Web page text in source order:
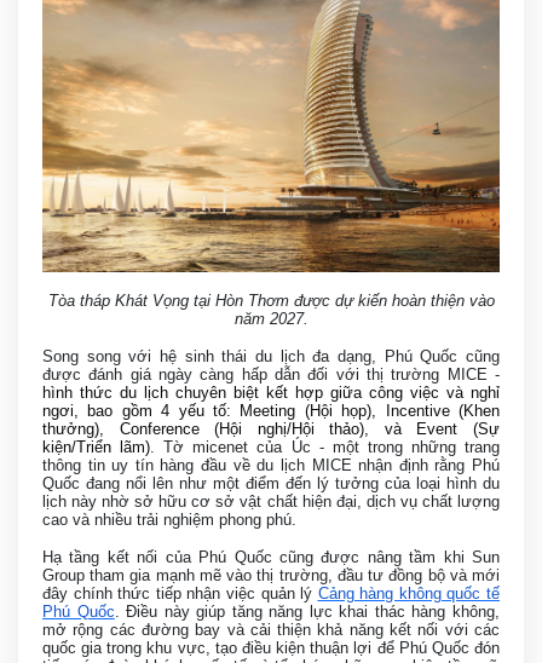
Tòa tháp Khát Vọng tại Hòn Thơm được dự kiến hoàn thiện vào
năm 2027.
Song song với hệ sinh thái du lịch đa dạng, Phú Quốc cũng
được đánh giá ngày càng hấp dẫn đối với thị trường MICE -
hình thức du lịch chuyên biệt kết hợp giữa công việc và nghỉ
ngơi, bao gồm 4 yếu tố: Meeting (Hội họp), Incentive (Khen
thưởng), Conference (Hội nghị/Hội thảo), và Event (Sự
kiện/Triển lãm). Tờ micenet của Úc - một trong những trang
thông tin uy tín hàng đầu về du lịch MICE nhận định rằng Phú
Quốc đang nổi lên như một điểm đến lý tưởng của loại hình du
lịch này nhờ sở hữu cơ sở vật chất hiện đại, dịch vụ chất lượng
cao và nhiều trải nghiệm phong phú.
Hạ tầng kết nối của Phú Quốc cũng được nâng tầm khi Sun
Group tham gia mạnh mẽ vào thị trường, đầu tư đồng bộ và mới
đây chính thức tiếp nhận việc quản lý Cảng hàng không quốc tế
Phú Quốc. Điều này giúp tăng năng lực khai thác hàng không,
mở rộng các đường bay và cải thiện khả năng kết nối với các
quốc gia trong khu vực, tạo điều kiện thuận lợi để Phú Quốc đón